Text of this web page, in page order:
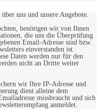
uns und unsere Angebote.
benötigen wir von Ihnen
die uns die Überprüfung
Email-Adresse sind bzw.
einverstanden ist.
Daten werden nur für den
nicht an Dritte weiter
wir Ihre IP-Adresse und
dient alleine dem
missbraucht und sich
anmeldet.